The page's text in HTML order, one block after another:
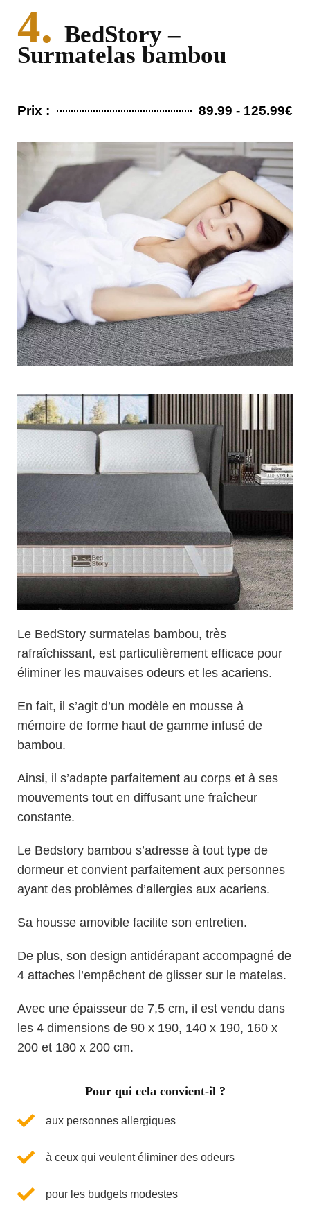
4. BedStory –
Surmatelas bambou
Prix : 89.99 - 125.99€
Le BedStory surmatelas bambou, très
rafraîchissant, est particulièrement efficace pour
éliminer les mauvaises odeurs et les acariens.
En fait, il s’agit d’un modèle en mousse à
mémoire de forme haut de gamme infusé de
bambou.
Ainsi, il s’adapte parfaitement au corps et à ses
mouvements tout en diffusant une fraîcheur
constante.
Le Bedstory bambou s’adresse à tout type de
dormeur et convient parfaitement aux personnes
ayant des problèmes d’allergies aux acariens.
Sa housse amovible facilite son entretien.
De plus, son design antidérapant accompagné de
4 attaches l’empêchent de glisser sur le matelas.
Avec une épaisseur de 7,5 cm, il est vendu dans
les 4 dimensions de 90 x 190, 140 x 190, 160 x
200 et 180 x 200 cm.
Pour qui cela convient-il ?
aux personnes allergiques
à ceux qui veulent éliminer des odeurs
pour les budgets modestes